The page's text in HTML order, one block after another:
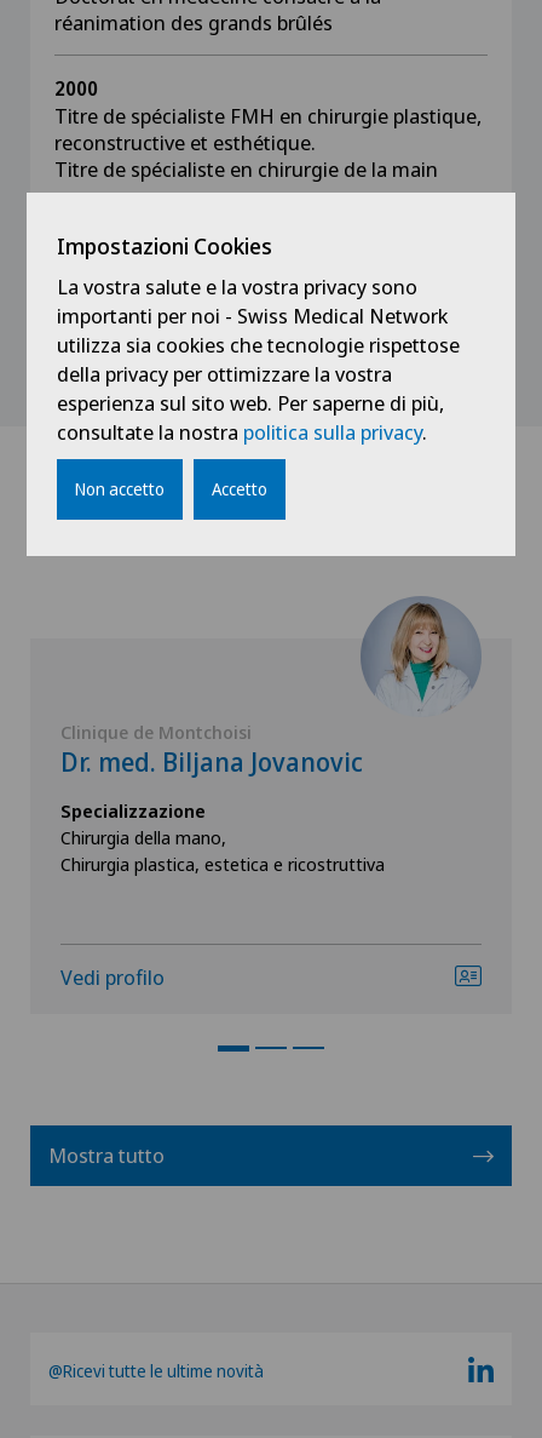
réanimation des grands brûlés
2000
Titre de spécialiste FMH en chirurgie plastique,
reconstructive et esthétique.
Titre de spécialiste en chirurgie de la main
1987
Diplôme fédéral de médecine, Université de
Lausanne, Suisse
Dottori con questa specialità
Clinique de Montchoisi
Dr. med. Biljana Jovanovic
Specializzazione
Chirurgia della mano,
Chirurgia plastica, estetica e ricostruttiva
Vedi profilo
Mostra tutto
@Ricevi tutte le ultime novità
Impostazioni Cookies
La vostra salute e la vostra privacy sono
importanti per noi - Swiss Medical Network
utilizza sia cookies che tecnologie rispettose
della privacy per ottimizzare la vostra
esperienza sul sito web. Per saperne di più,
consultate la nostra politica sulla privacy.
Non accetto Accetto